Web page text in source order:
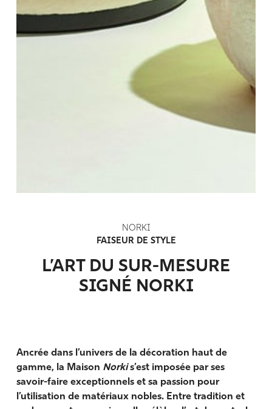
NORKI
FAISEUR DE STYLE
L’ART DU SUR-MESURE
SIGNÉ NORKI
Ancrée dans l’univers de la décoration haut de
gamme, la Maison Norkis’est imposée par ses
savoir-faire exceptionnels et sa passion pour
l’utilisation de matériaux nobles. Entre tradition et